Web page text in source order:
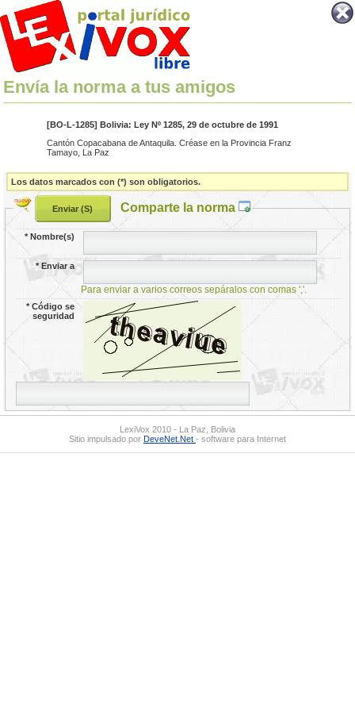
Envía la norma a tus amigos
[BO-L-1285] Bolivia: Ley Nº 1285, 29 de octubre de 1991
Cantón Copacabana de Antaquila. Créase en la Provincia Franz
Tamayo, La Paz
Los datos marcados con (*) son obligatorios.
Comparte la norma
*Nombre(s)
*Enviar a
Para enviar a varios correos sepáralos con comas ','.
*Código se
seguridad
LexiVox 2010 - La Paz, Bolivia
Sitio impulsado por DeveNet.Net - software para Internet